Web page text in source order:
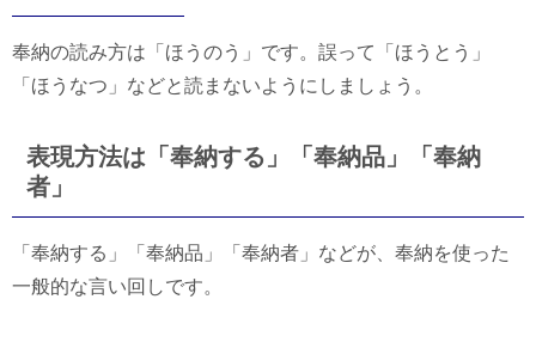
奉納の読み方は「ほうのう」です。誤って「ほうとう」
「ほうなつ」などと読まないようにしましょう。
表現方法は「奉納する」「奉納品」「奉納
者」
「奉納する」「奉納品」「奉納者」などが、奉納を使った
一般的な言い回しです。